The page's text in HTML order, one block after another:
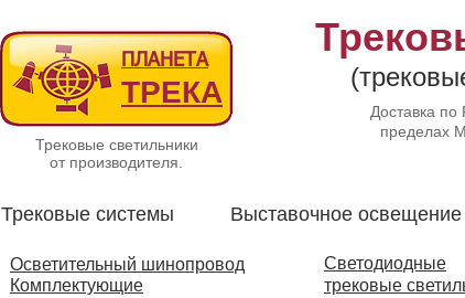
ПЛАНЕТА
ТРЕКА
Трековые светильники
от производителя.
Доставка
пределах
Трековые системы Выставочное освещение
Осветительный шинопровод
Комплектующие
Светодиодные
трековые